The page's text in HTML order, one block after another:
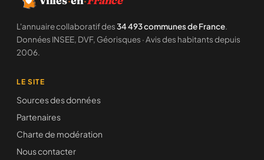
L'annuaire collaboratif des34 493 communes de France.
Données INSEE, DVF, Géorisques · Avis des habitants depuis
2006.
LE SITE
Sources des données
Partenaires
Charte de modération
Nous contacter